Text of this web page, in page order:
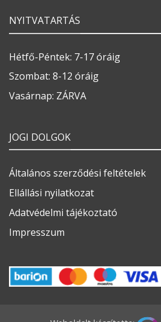
NYITVATARTÁS
Hétfő-Péntek: 7-17 óráig
Szombat: 8-12 óráig
Vasárnap: ZÁRVA
JOGI DOLGOK
Általános szerződési feltételek
Ellállási nyilatkozat
Adatvédelmi tájékoztató
Impresszum